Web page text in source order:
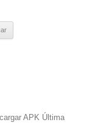
APK Última